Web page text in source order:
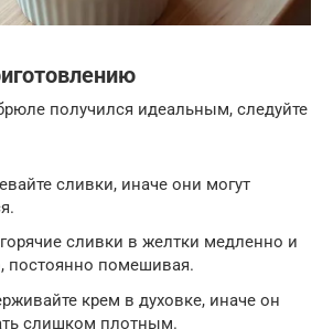
получился идеальным, следуйте
сливки, иначе они могут
сливки в желтки медленно и
постоянно помешивая.
крем в духовке, иначе он
слишком плотным.